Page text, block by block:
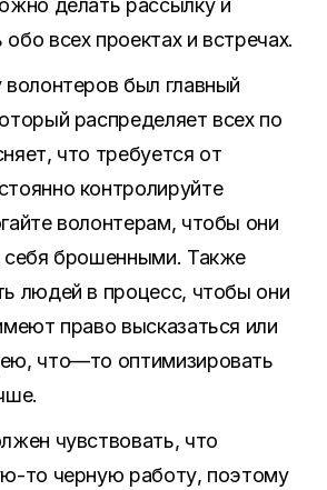
делать рассылку и
всех проектах и встречах.
волонтеров был главный
распределяет всех по
, что требуется от
контролируйте
волонтерам, чтобы они
себя брошенными. Также
людей в процесс, чтобы они
право высказаться или
, что—то оптимизировать
.
чувствовать, что
-то черную работу, поэтому